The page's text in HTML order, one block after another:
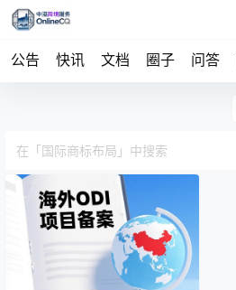
公告 快讯 文档 圈子 问答